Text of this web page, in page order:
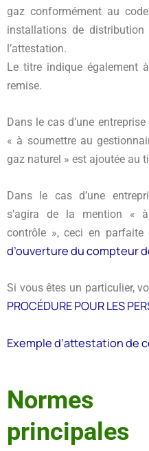
gaz conformément au
installations de
l’attestation.
Le titre indique également
remise.
Dans le cas d’une
« à soumettre au
gaz naturel » est ajoutée au
Dans le cas d’une
s’agira de la mention «
contrôle », ceci en parfaite
d’ouverture du compteur
Si vous êtes un particulier,
PROCÉDURE POUR LES
Exemple d’attestation de
Normes
principales